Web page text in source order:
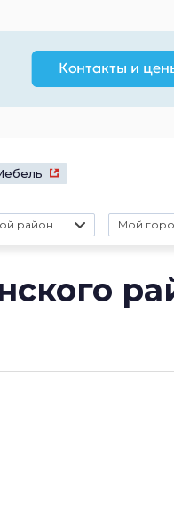
район Мой